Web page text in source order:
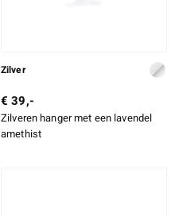
Zilver
€ 39,-
Zilveren hanger met een lavendel
amethist